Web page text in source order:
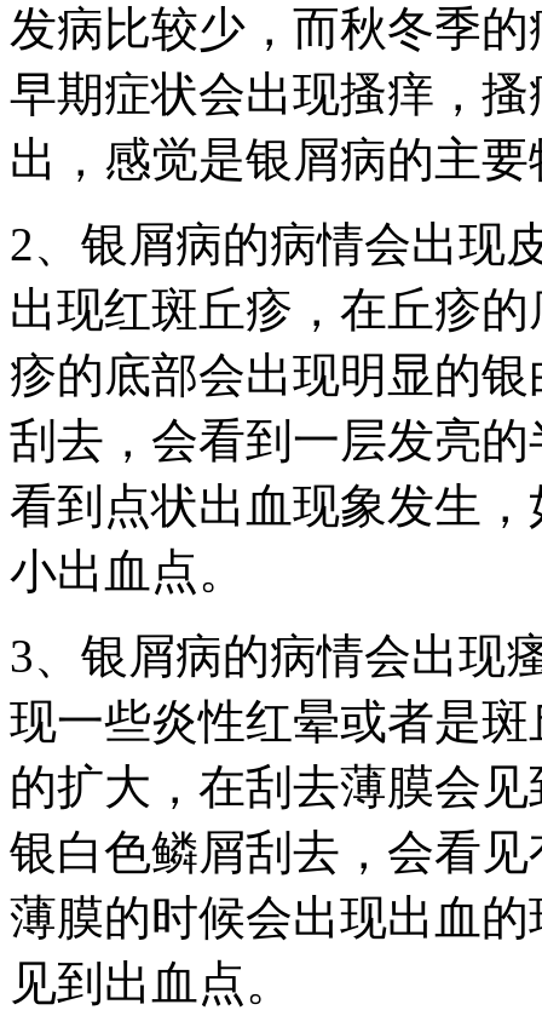
发病比较少，而秋冬季
早期症状会出现搔痒，搔
出，感觉是银屑病的主
2、银屑病的病情会出现
出现红斑丘疹，在丘疹
疹的底部会出现明显的
刮去，会看到一层发亮
看到点状出血现象发生
小出血点。
3、银屑病的病情会出现
现一些炎性红晕或者是
的扩大，在刮去薄膜会
银白色鳞屑刮去，会看
薄膜的时候会出现出血
见到出血点。